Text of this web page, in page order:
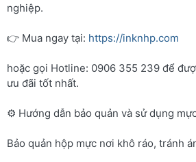
nghiệp.
👉 Mua ngay tại: https://inknhp.com
hoặc gọi Hotline: 0906 355 239 để
ưu đãi tốt nhất.
⚙️ Hướng dẫn bảo quản và sử dụng
Bảo quản hộp mực nơi khô ráo, tránh